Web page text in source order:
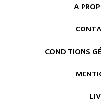
A
CONDITIONS